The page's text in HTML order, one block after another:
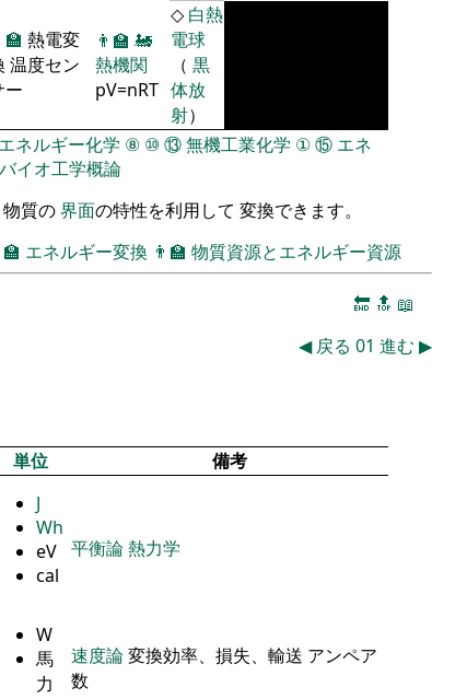
熱電変
温度セン
ー
👨‍🏫 🚂
熱機関
pV=nRT
◇ 白熱
電球
（ 黒
体放
射）
エネルギー化学 ⑧ ⑩⑬無機工業化学 ①⑮ エネ
イオ工学概論
質の界面の特性を利用して 変換できます。
エネルギー変換 👨‍🏫 物質資源とエネルギー資源
🔚 🔝 📖
◀ 戻る 01 進む ▶
単位 備考
J
Wh
eV
cal
平衡論熱力学
W
馬
力
速度論変換効率、損失、輸送 アンペア
数